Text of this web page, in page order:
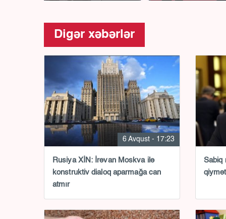
Digər xəbərlər
6 Avqust - 17:23
Rusiya XİN: İrəvan Moskva ilə
konstruktiv dialoq aparmağa can
atmır
Sabiq